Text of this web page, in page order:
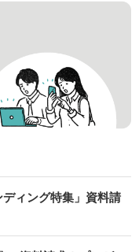
ィング特集」資料請